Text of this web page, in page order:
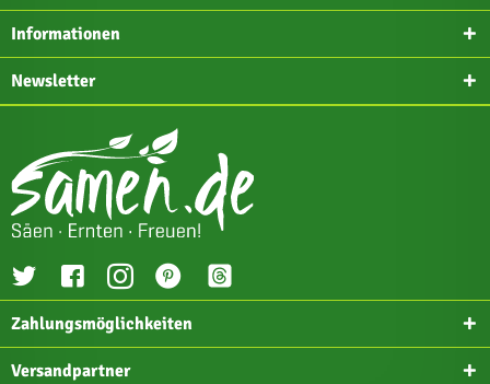
Informationen
Newsletter
Zahlungsmöglichkeiten
Versandpartner